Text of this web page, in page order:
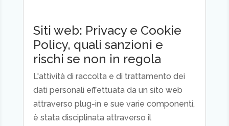
Siti web: Privacy e Cookie
Policy, quali sanzioni e
rischi se non in regola
L'attività di raccolta e di trattamento dei
dati personali effettuata da un sito web
attraverso plug-in e sue varie componenti,
è stata disciplinata attraverso il